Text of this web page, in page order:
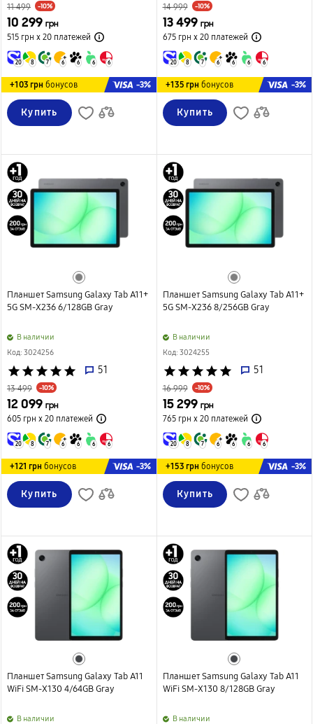
11 499 -10%
10 299 грн
515 грн х 20 платежей
20 8 7 6 6 6 6
+103 грн бонусов -3%
Купить
14 999 -10%
13 499 грн
675 грн х 20платежей
20 8 7 6 6 6 6
+135 грн бонусов -3%
Купить
Планшет Samsung Galaxy Tab A11+
5G SM-X236 6/128GB Gray
B наличии
Код: 3024256
star star star star star 51
13 499 -10%
12 099 грн
605 грн х 20 платежей
20 8 7 6 6 6 6
+121 грн бонусов -3%
Купить
Планшет Samsung Galaxy Tab A11+
5G SM-X236 8/256GB Gray
B наличии
Код: 3024255
star star star star star 51
16 999 -10%
15 299 грн
765 грн х 20платежей
20 8 7 6 6 6 6
+153 грн бонусов -3%
Купить
Планшет Samsung Galaxy Tab A11
WiFi SM-X130 4/64GB Gray
B наличии
Планшет Samsung Galaxy Tab A11
WiFi SM-X130 8/128GB Gray
B наличии